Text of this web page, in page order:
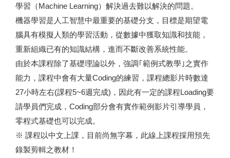
學習（Machine Learning）解決過去難以解決的問題。
機器學習是人工智慧中最重要的基礎分支，目標是期望電
腦具有模擬人類的學習活動，從數據中獲取知識和技能，
重新組織已有的知識結構，進而不斷改善系統性能。
由於本課程除了基礎理論以外，強調｢範例式教學｣之實作
能力，課程中會有大量Coding的練習，課程總影片時數達
27小時左右(課程5~6週完成)，因此有一定的課程Loading要
請學員們完成，Coding部分會有實作範例影片引導學員，
零程式基礎也可以完成。
※ 課程以中文上課，目前尚無字幕，此線上課程採用預先
錄製剪輯之教材！